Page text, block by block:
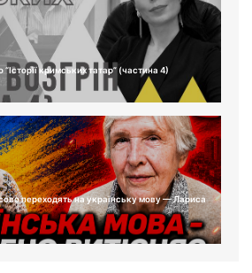
кримських татар” (частина 4)
переходять на українську мову — Лариса